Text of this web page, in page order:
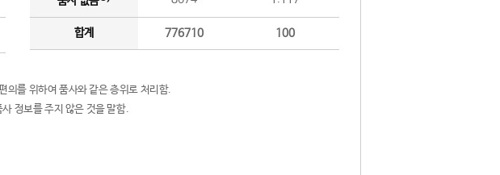
합계 776710 100
의를 위하여 품사와 같은 층위로 처리함.
사 정보를 주지 않은 것을 말함.